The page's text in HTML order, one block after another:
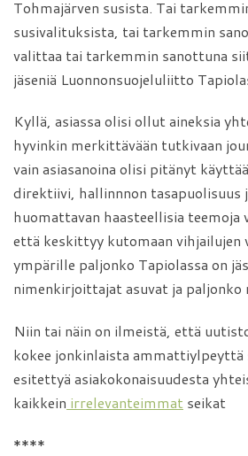
Tohmajärven susista. Tai
susivalituksista, tai tarkemmin
valittaa tai tarkemmin sanottuna
jäseniä Luonnonsuojeluliitto
Kyllä, asiassa olisi ollut aineksia
hyvinkin merkittävään tutkivaan
vain asiasanoina olisi pitänyt
direktiivi, hallinnnon tasapuolisuus
huomattavan haasteellisia teemoja
että keskittyy kutomaan vihjailujen
ympärille paljonko Tapiolassa on
nimenkirjoittajat asuvat ja paljonko
Niin tai näin on ilmeistä, että
kokee jonkinlaista ammattiylpeyttä
esitettyä asiakokonaisuudesta
kaikkein irrelevanteimmat seikat
****